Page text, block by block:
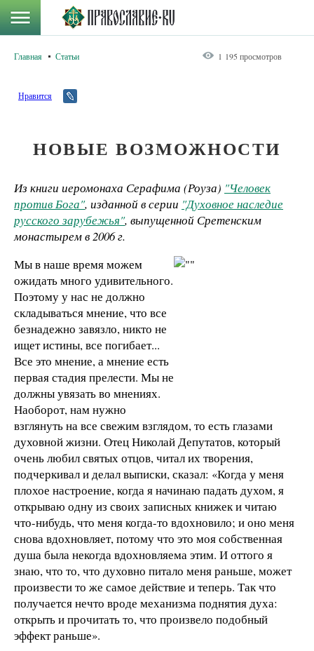
Главная Статьи 1 195 просмотров
Нравится
НОВЫЕ ВОЗМОЖНОСТИ
Из книги иеромонаха Серафима (Роуза) "Человек
против Бога", изданной в серии "Духовное наследие
русского зарубежья", выпущенной Сретенским
монастырем в2006 г.
Мы в наше время можем
ожидать много удивительного.
Поэтому у нас не должно
складываться мнение, что все
безнадежно завязло, никто не
ищет истины, все погибает...
Все это мнение, а мнение есть
первая стадия прелести. Мы не
должны увязать во мнениях.
Наоборот, нам нужно
взглянуть на все свежим взглядом, то есть глазами
духовной жизни. Отец Николай Депутатов, который
очень любил святых отцов, читал их творения,
подчеркивал и делал выписки, сказал: «Когда у меня
плохое настроение, когда я начинаю падать духом, я
открываю одну из своих записных книжек и читаю
что-нибудь, что меня когда-то вдохновило; и оно меня
снова вдохновляет, потому что это моя собственная
душа была некогда вдохновляема этим. И оттого я
знаю, что то, что духовно питало меня раньше, может
произвести то же самое действие и теперь. Так что
получается нечто вроде механизма поднятия духа:
открыть и прочитать то, что произвело подобный
эффект раньше».